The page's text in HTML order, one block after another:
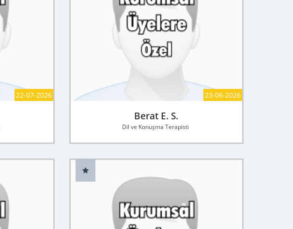
22-07-2026 23-06-2026
Berat E. S.
Dil ve Konuşma Terapisti